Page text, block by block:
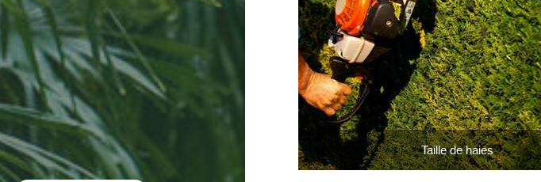
Taille de haies